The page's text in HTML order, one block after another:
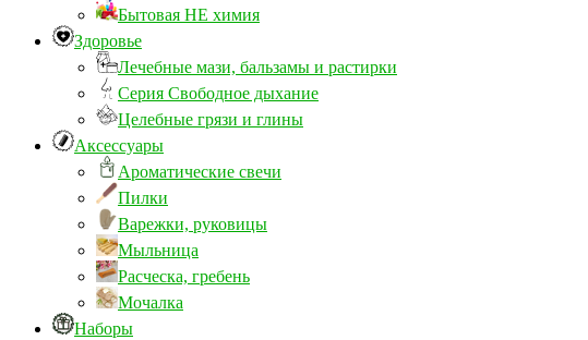
Бытовая НЕ химия
Здоровье
Лечебные мази, бальзамы и растирки
Серия Свободное дыхание
Целебные грязи и глины
Аксессуары
Ароматические свечи
Пилки
Варежки, руковицы
Мыльница
Расческа, гребень
Мочалка
Наборы